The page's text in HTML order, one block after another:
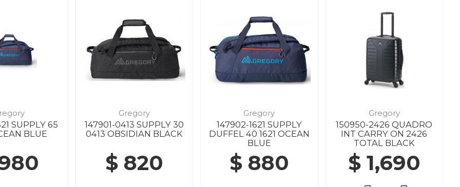
SUPPLY 65
BLUE
Gregory
147901-0413 SUPPLY 30
0413 OBSIDIAN BLACK
$ 820
Gregory
147902-1621 SUPPLY
DUFFEL 40 1621 OCEAN
BLUE
$ 880
Gregory
150950-2426 QUADRO
INT CARRY ON 2426
TOTAL BLACK
$ 1,690